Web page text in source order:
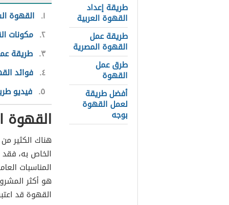
طريقة إعداد
القهوة العربية
طريقة عمل
القهوة المصرية
طرق عمل
القهوة
أفضل طريقة
لعمل القهوة
بوجه
١ القهوة
٢ مكونات
٣ طريقة
٤ فوائد
٥ فيديو
القهوة
هناك الكثير
الخاص به،
المناسبات
هو أكثر
القهوة قد